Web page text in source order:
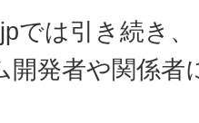
では引き続き
開発者や関係